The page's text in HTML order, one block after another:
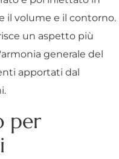
il volume e il contorno.
un aspetto più
generale del
apportati dal
per